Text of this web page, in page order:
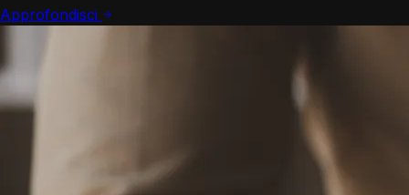
Approfondisci